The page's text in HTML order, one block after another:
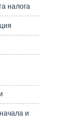
налога
и